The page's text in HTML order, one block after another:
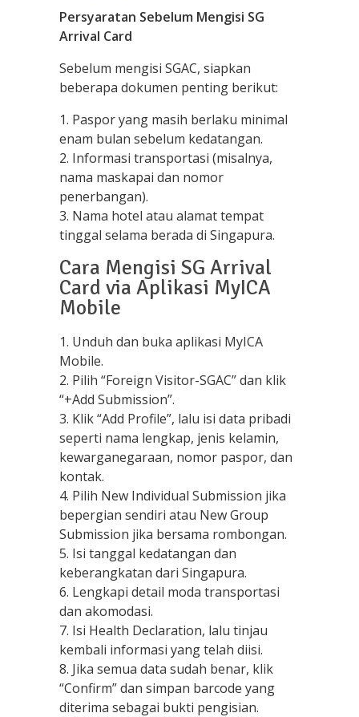
Persyaratan Sebelum Mengisi SG
Arrival Card
Sebelum mengisi SGAC, siapkan
beberapa dokumen penting berikut:
1. Paspor yang masih berlaku minimal
enam bulan sebelum kedatangan.
2. Informasi transportasi (misalnya,
nama maskapai dan nomor
penerbangan).
3. Nama hotel atau alamat tempat
tinggal selama berada di Singapura.
Cara Mengisi SG Arrival
Card via Aplikasi MyICA
Mobile
1. Unduh dan buka aplikasi MyICA
Mobile.
2. Pilih “Foreign Visitor-SGAC” dan klik
“+Add Submission”.
3. Klik “Add Profile”, lalu isi data pribadi
seperti nama lengkap, jenis kelamin,
kewarganegaraan, nomor paspor, dan
kontak.
4. Pilih New Individual Submission jika
bepergian sendiri atau New Group
Submission jika bersama rombongan.
5. Isi tanggal kedatangan dan
keberangkatan dari Singapura.
6. Lengkapi detail moda transportasi
dan akomodasi.
7. Isi Health Declaration, lalu tinjau
kembali informasi yang telah diisi.
8. Jika semua data sudah benar, klik
“Confirm” dan simpan barcode yang
diterima sebagai bukti pengisian.